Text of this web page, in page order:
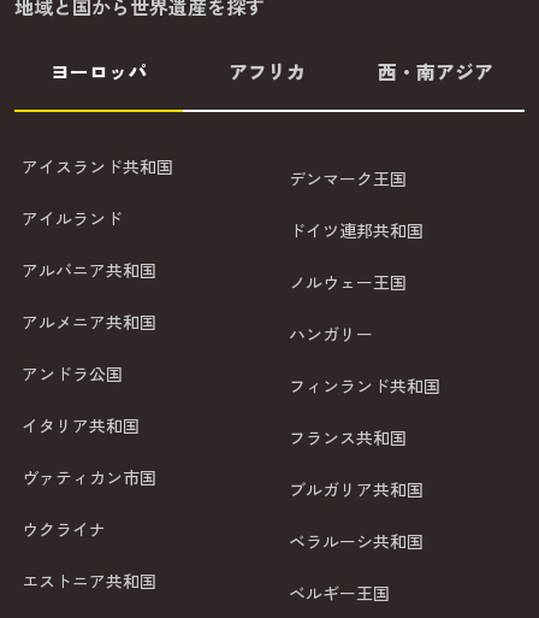
地域と国から世界遺産を探す
ヨーロッパ アフリカ 西・南アジア
アイスランド共和国
アイルランド
アルバニア共和国
アルメニア共和国
アンドラ公国
イタリア共和国
ヴァティカン市国
ウクライナ
エストニア共和国
デンマーク王国
ドイツ連邦共和国
ノルウェー王国
ハンガリー
フィンランド共和国
フランス共和国
ブルガリア共和国
ベラルーシ共和国
ベルギー王国